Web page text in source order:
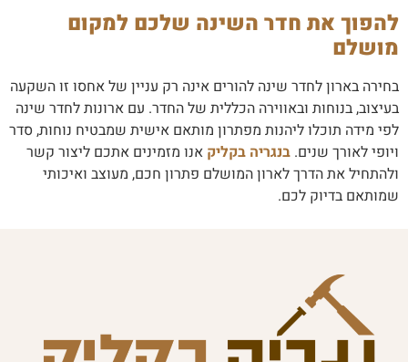
להפוך את חדר השינה שלכם למקום
מושלם
בחירה בארון לחדר שינה להורים אינה רק עניין של אחסו זו השקעה
בעיצוב, בנוחות ובאווירה הכללית של החדר. עם ארונות לחדר שינה
לפי מידה תוכלו ליהנות מפתרון מותאם אישית שמבטיח נוחות, סדר
ויופי לאורך שנים. בנגריה בקליק אנו מזמינים אתכם ליצור קשר
ולהתחיל את הדרך לארון המושלם פתרון חכם, מעוצב ואיכותי
שמותאם בדיוק לכם.